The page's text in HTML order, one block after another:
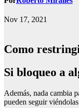
Nov 17, 2021
Como
Si bloqueo a
Además, nada cambia
pueden seguir